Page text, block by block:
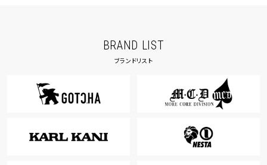
BRAND LIST
ブランドリスト